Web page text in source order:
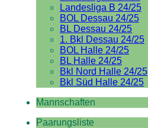
Landesliga B 24/25
BOL Dessau 24/25
BL Dessau 24/25
1. Bkl Dessau 24/25
BOL Halle 24/25
BL Halle 24/25
Bkl Nord Halle 24/25
Bkl Süd Halle 24/25
Mannschaften
Paarungsliste